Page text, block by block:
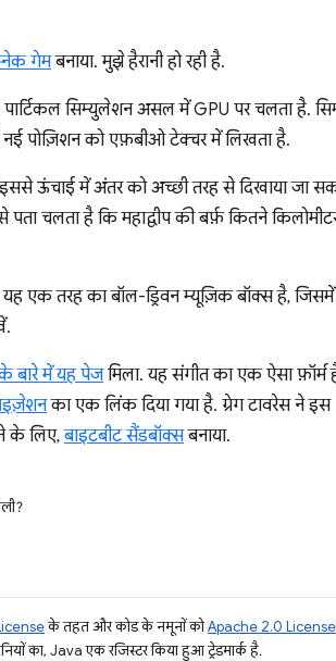
गेमबनाया. मुझे हैरानी हो रही है.
सिम्युलेशन असल में GPU पर चलता है.
पोज़िशन को एफ़बीओ टेक्चर में लिखता है.
ऊंचाई में अंतर को अच्छी तरह से दिखाया जा
चलता है कि महाद्वीप की बर्फ़ कितने
एक तरह का बॉल-ड्रिवन म्यूज़िक बॉक्स है,
बारे में यह पेजमिला. यह संगीत का एक ऐसा फ़ॉर्म
का एक लिंक दिया गया है. ग्रेग टावरेस ने इस
के लिए,बाइटबीट सैंडबॉक्सबनाया.
के तहत और कोड के नमूनों कोApache 2.0 License
का, Java एक रजिस्टर किया हुआ ट्रेडमार्क है.